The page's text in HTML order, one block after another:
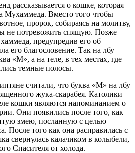
рассказывается о кошке, которая
Мухаммеда. Вместо того чтобы
пророк, собираясь на молитву,
не потревожить спящую. Позже
предупредив его об
его благословение. Так на лбу
«М», а на теле, в тех местах, где
темные полосы.
считали, что буква «М» на лбу
жука-скарабея. Католики
кошки являются напоминанием о
Они появились после того, как
змею, посланную с целью
После того как она расправилась с
свернулась калачиком в колыбели,
Спасителя от холода.